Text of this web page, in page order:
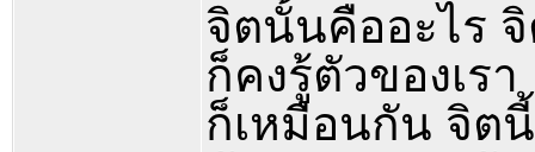
จิตนั้นคืออะไร
ก็คงรู้ตัวของเร
ก็เหมือนกัน จิต